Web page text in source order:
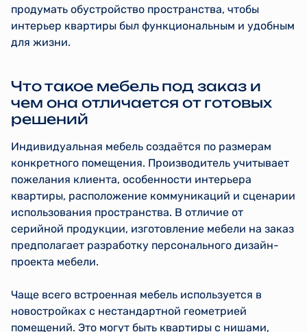
продумать обустройство пространства, чтобы
интерьер квартиры был функциональным и удобным
для жизни.
Что такое мебель под заказ и
чем она отличается от готовых
решений
Индивидуальная мебель создаётся по размерам
конкретного помещения. Производитель учитывает
пожелания клиента, особенности интерьера
квартиры, расположение коммуникаций и сценарии
использования пространства. В отличие от
серийной продукции, изготовление мебели на заказ
предполагает разработку персонального дизайн-
проекта мебели.
Чаще всего встроенная мебель используется в
новостройках с нестандартной геометрией
помещений. Это могут быть квартиры с нишами,